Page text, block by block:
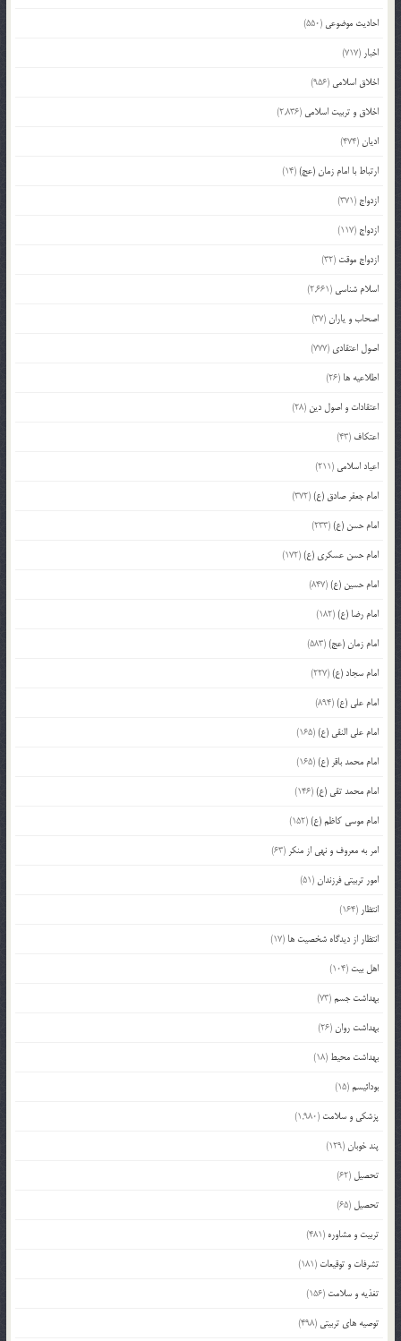
احادیث موضوعی (550)
اخبار (717)
اخلاق اسلامی (956)
اخلاق و تربیت اسلامی (2,836)
ادیان(474)
ارتباط با امام زمان (عج)(14)
ازدواج (371)
ازدواج (117)
ازدواج موقت (32)
اسلام شناسی (2,661)
اصحاب و یاران(37)
اصول اعتقادی (777)
اطلاعیه ها (26)
اعتقادات و اصول دین (28)
اعتکاف (43)
اعیاد اسلامی (211)
امام جعفر صادق (ع)(372)
امام حسن (ع)(233)
امام حسن عسکری (ع)(172)
امام حسین (ع)(847)
امام رضا (ع)(182)
امام زمان (عج)(583)
امام سجاد (ع)(227)
امام علی (ع)(894)
امام علی النقی (ع)(165)
امام محمد باقر (ع)(165)
امام محمد تقی (ع)(146)
امام موسی کاظم (ع)(152)
امر به معروف و نهی از منکر (63)
امور تربیتی فرزندان(51)
انتظار (164)
انتظار از دیدگاه شخصیت ها (17)
اهل بیت (104)
بهداشت جسم(73)
بهداشت روان(26)
بهداشت محیط (18)
بودائیسم(15)
پزشکی و سلامت (1,980)
پند خوبان(129)
تحصیل (62)
تحصیل (65)
تربیت و مشاوره (481)
تشرفات و توقیعات (181)
تغذیه و سلامت (156)
توصیه های تربیتی (498)